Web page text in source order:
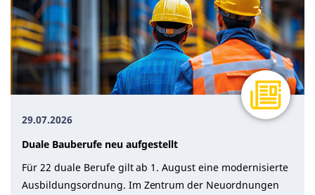
29.07.2026
Duale Bauberufe neu aufgestellt
Für 22 duale Berufe gilt ab 1. August eine modernisierte
Ausbildungsordnung. Im Zentrum der Neuordnungen